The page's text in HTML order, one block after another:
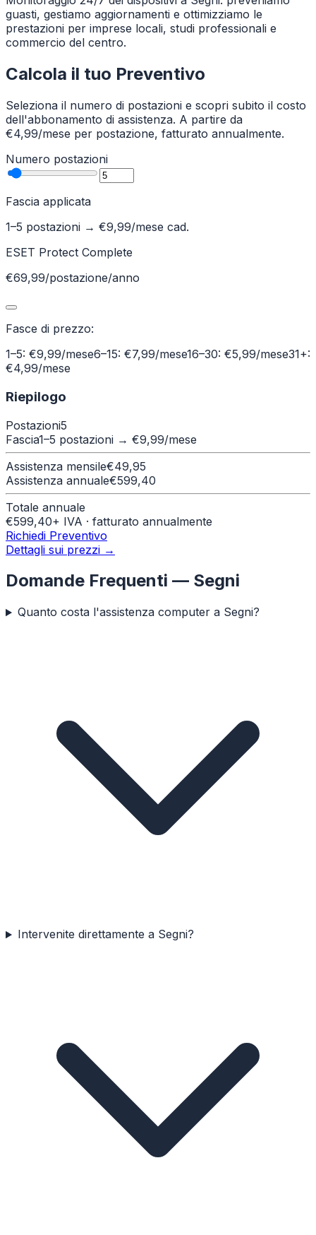
guasti, gestiamo aggiornamenti e ottimizziamo le
prestazioni per imprese locali, studi professionali e
commercio del centro.
Calcola il tuo Preventivo
Seleziona il numero di postazioni e scopri subito il costo
dell'abbonamento di assistenza. A partire da
€4,99/mese per postazione, fatturato annualmente.
Numero postazioni
Fascia applicata
1–5 postazioni → €9,99/mese cad.
ESET Protect Complete
€69,99/postazione/anno
Fasce di prezzo:
1–5: €9,99/mese6–15: €7,99/mese16–30: €5,99/mese31+:
€4,99/mese
Riepilogo
Postazioni5
Fascia1–5 postazioni → €9,99/mese
Assistenza mensile€49,95
Assistenza annuale€599,40
Totale annuale
€599,40+ IVA · fatturato annualmente
Richiedi Preventivo
Dettagli sui prezzi →
Domande Frequenti — Segni
Quanto costa l'assistenza computer a Segni?
Intervenite direttamente a Segni?